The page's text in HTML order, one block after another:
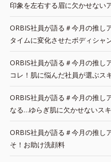
印象を左右する眉に欠かせない
ORBIS社員が語る＃今月の推し
タイムに変化させたボディシャ
ORBIS社員が語る＃今月の推し
コレ！肌に悩んだ社員が選ぶス
ORBIS社員が語る＃今月の推し
なる…ゆらぎ肌に欠かせないス
ORBIS社員が語る＃今月の推し
そ！お助け洗顔料